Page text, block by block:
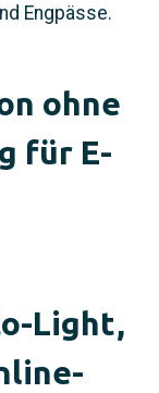
Engpässe.
ohne
für E-
Light,